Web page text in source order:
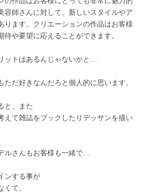
容師さんに対して、新しいスタイルやア
ります。クリエーションの作品はお客様
待や要望に応えることができます。
ットはあるんじゃないかと…
ただ好きなんだろと個人的に思います。
と、また
て雑誌をブックしたりデッサンを描い
ルさんもお客様も一緒で…
ンする事が
て。